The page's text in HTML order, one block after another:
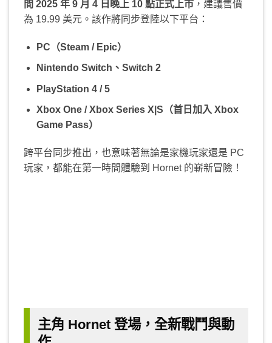
間 2025 年 9 月 4 日晚上 10 點正式上市 ，建議售價
為 19.99 美元。該作將同步登陸以下平台：
PC（Steam / Epic）
Nintendo Switch、Switch 2
PlayStation 4 / 5
Xbox One / Xbox Series X|S（首日加入 Xbox
Game Pass）
跨平台同步推出，也意味著無論是家機玩家還是 PC
玩家，都能在第一時間體驗到 Hornet 的嶄新冒險！
主角 Hornet 登場，全新戰鬥與動